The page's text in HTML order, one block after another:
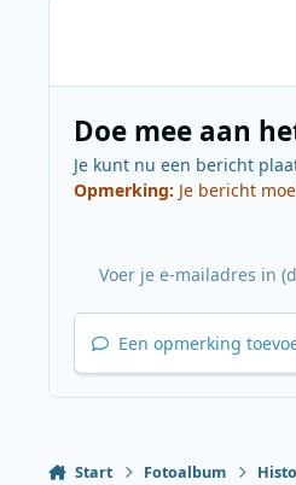
Doe mee aan
Je kunt nu een bericht
Opmerking: Je bericht
Een opmerking
Start Fotoalbum